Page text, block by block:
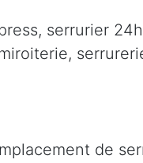
serrurier
de